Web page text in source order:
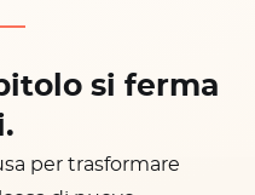
si ferma
per trasformare